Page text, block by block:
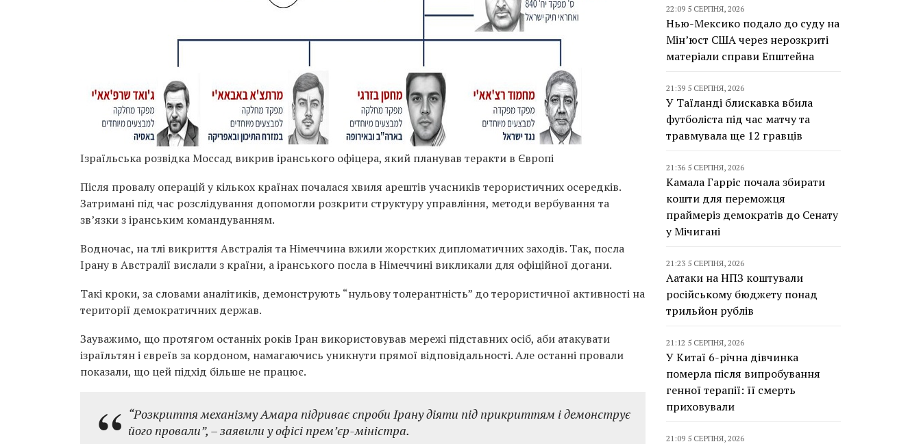
Ізраїльська розвідка Моссад викрив іранського офіцера, який планував теракти в Європі
Після провалу операцій у кількох країнах почалася хвиля арештів учасників терористичних осередків.
Затримані під час розслідування допомогли розкрити структуру управління, методи вербування та
зв’язки з іранським командуванням.
Водночас, на тлі викриття Австралія та Німеччина вжили жорстких дипломатичних заходів. Так, посла
Ірану в Австралії вислали з країни, а іранського посла в Німеччині викликали для офіційної догани.
Такі кроки, за словами аналітиків, демонструють “нульову толерантність” до терористичної активності на
території демократичних держав.
Зауважимо, що протягом останніх років Іран використовував мережі підставних осіб, аби атакувати
ізраїльтян і євреїв за кордоном, намагаючись уникнути прямої відповідальності. Але останні провали
показали, що цей підхід більше не працює.
“Розкриття механізму Амара підриває спроби Ірану діяти під прикриттям і демонструє
його провали”, – заявили у офісі прем’єр-міністра.
22:09 5 СЕРПНЯ, 2026
Нью-Мексико подало до суду на
Мін’юст США через нерозкриті
матеріали справи Епштейна
21:39 5 СЕРПНЯ, 2026
У Таїланді блискавка вбила
футболіста під час матчу та
травмувала ще 12 гравців
21:36 5 СЕРПНЯ, 2026
Камала Гарріс почала збирати
кошти для переможця
праймеріз демократів до Сенату
у Мічигані
21:23 5 СЕРПНЯ, 2026
Аатаки на НПЗ коштували
російському бюджету понад
трильйон рублів
21:12 5 СЕРПНЯ, 2026
У Китаї 6-річна дівчинка
померла після випробування
генної терапії: її смерть
приховували
21:09 5 СЕРПНЯ, 2026